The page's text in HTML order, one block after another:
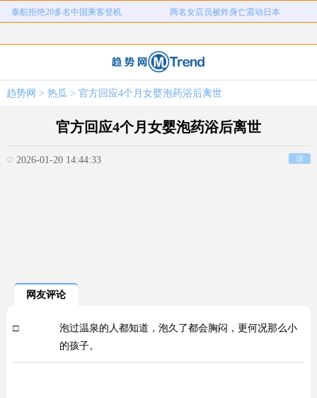
泰航拒绝20多名中国乘客登机 两名女店员被炸身亡震动日本
直播自杀日本女网红已身亡 海口80吨高危化学品瞒报
急诊医生漏诊致患儿死亡获刑1年 笔试第一称被第二名花钱劝弃考
泰航拒绝20多名中国乘客登机 两名女店员被炸身亡震动日本
趋势网 > 热瓜 > 官方回应4个月女婴泡药浴后离世
官方回应4个月女婴泡药浴后离世
2026-01-20 14:44:33 详
网友评论
□
泡过温泉的人都知道，泡久了都会胸闷，更何况那么小
的孩子。